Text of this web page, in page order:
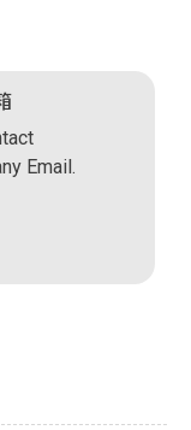
Email.